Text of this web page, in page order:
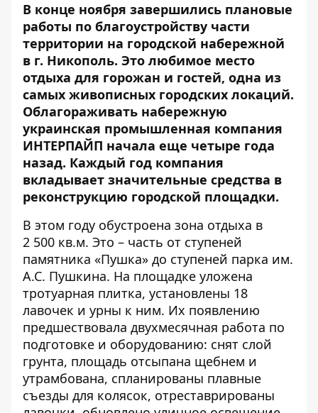
В конце ноября завершились плановые
работы по благоустройству части
территории на городской набережной
в г. Никополь. Это любимое место
отдыха для горожан и гостей, одна из
самых живописных городских локаций.
Облагораживать набережную
украинская промышленная компания
ИНТЕРПАЙП начала еще четыре года
назад. Каждый год компания
вкладывает значительные средства в
реконструкцию городской площадки.
В этом году обустроена зона отдыха в
2 500 кв.м. Это – часть от ступеней
памятника «Пушка» до ступеней парка им.
А.С. Пушкина. На площадке уложена
тротуарная плитка, установлены 18
лавочек и урны к ним. Их появлению
предшествовала двухмесячная работа по
подготовке и оборудованию: снят слой
грунта, площадь отсыпана щебнем и
утрамбована, спланированы плавные
съезды для колясок, отреставрированы